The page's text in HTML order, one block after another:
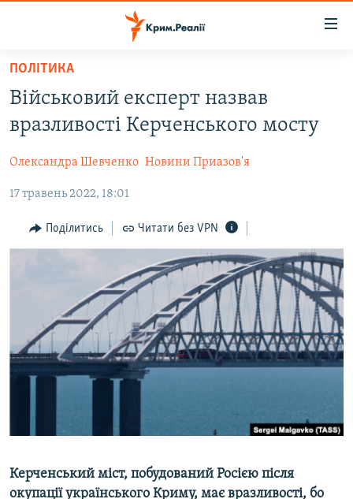
Перейти
основного
матеріалу
Перейти
до
навігації
Перейти
ВІДЕО ТА ФОТО
ПОЛІТИКА
БЛОГИ
ПОГЛЯД
ІНТЕРВ'Ю
СПЕЦПРОЕКТИ
ДЕПОРТАЦІЯ
ВІДЕОУРОКИ «ELIFBE»
УКРАЇНСЬКА ПРОБЛЕМА КРИМУ
ЯК ОБІЙТИ БЛОКУВАННЯ
Русский
Qırımtatar
ПОЛІТИКА
Військовий експерт назвав
вразливості Керченського мосту
Олександра Шевченко Новини Приазов'я
17 травень 2022, 18:01
Поділитись Читати без VPN
Керченський міст, побудований Росією після
окупації українського Криму, має вразливості, бо